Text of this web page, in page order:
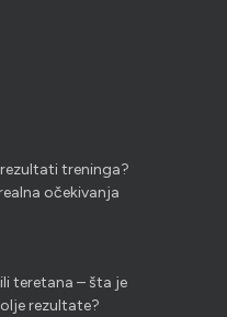
treninga?
očekivanja
teretana – šta je
rezultate?